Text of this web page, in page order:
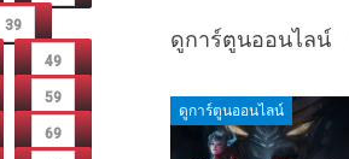
39
49
59
69
ดูการ์ตูนออนไลน์
ดูการ์ตูนออนไลน์